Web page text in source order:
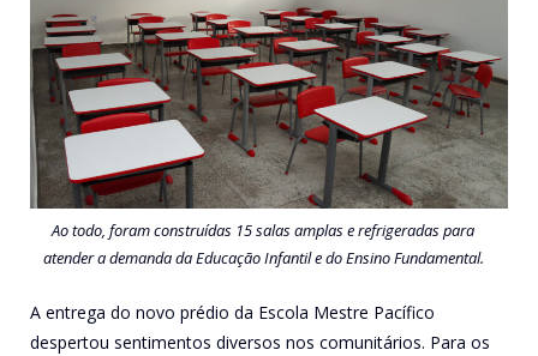
Ao todo, foram construídas 15 salas amplas e refrigeradas para
atender a demanda da Educação Infantil e do Ensino Fundamental.
A entrega do novo prédio da Escola Mestre Pacífico
despertou sentimentos diversos nos comunitários. Para os